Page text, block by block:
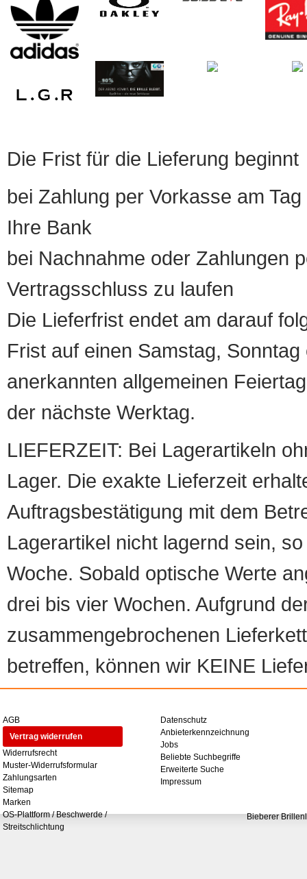
Die Frist für die Lieferung beginnt
bei Zahlung per Vorkasse am
Ihre Bank
bei Nachnahme oder Zahlungen
Vertragsschluss zu laufen
Die Lieferfrist endet am darauf
Frist auf einen Samstag,
anerkannten allgemeinen
der nächste Werktag.
LIEFERZEIT: Bei Lagerartikeln
Lager. Die exakte Lieferzeit
Auftragsbestätigung mit dem
Lagerartikel nicht lagernd sein,
Woche. Sobald optische Werte
drei bis vier Wochen. Aufgrund
zusammengebrochenen
betreffen, können wir KEINE
AGB
Vertrag widerrufen
Widerrufsrecht
Muster-Widerrufsformular
Zahlungsarten
Sitemap
Marken
OS-Plattform / Beschwerde /
Streitschlichtung
Datenschutz
Anbieterkennzeichnung
Jobs
Beliebte Suchbegriffe
Erweiterte Suche
Impressum
Bieberer